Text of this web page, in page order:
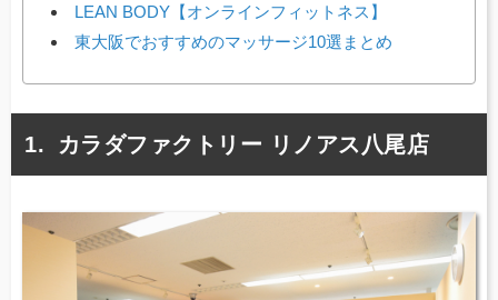
LEAN BODY【オンラインフィットネス】
東大阪でおすすめのマッサージ10選まとめ
カラダファクトリー リノアス八尾店